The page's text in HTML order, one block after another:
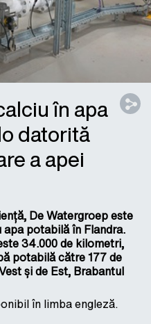
în apa
datorită
a apei
De Watergroep este
potabilă în Flandra.
34.000 de kilometri,
potabilă către 177 de
și de Est, Brabantul
în limba engleză.